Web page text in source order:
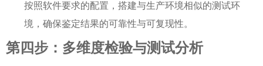
按照软件要求的配置，搭建与生产环境相似的测试环
境，确保鉴定结果的可靠性与可复现性。
第四步：多维度检验与测试分析